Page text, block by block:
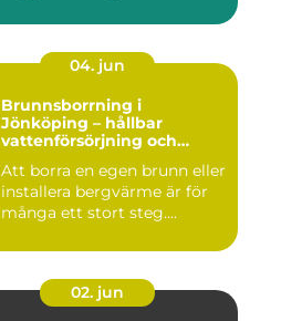
04. jun
Brunnsborrning i
Jönköping – hållbar
vattenförsörjning och
Att borra en egen brunn eller
installera bergvärme är för
många ett stort steg....
02. jun